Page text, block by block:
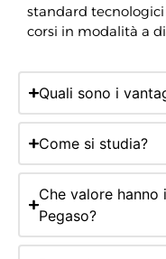
standard
corsi in modalità a
Quali sono i
Come si studia?
Che valore
Pegaso?